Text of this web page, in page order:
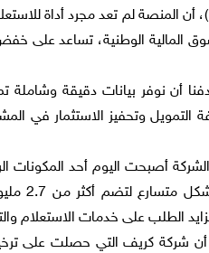
أن المنصة لم تعد مجرد أداة
المالية الوطنية، تساعد على
أن نوفر بيانات دقيقة وشاملة
التمويل وتحفيز الاستثمار في
أصبحت اليوم أحد المكونات
الطلب على خدمات الاستعلام